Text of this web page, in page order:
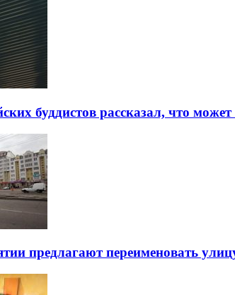
буддистов рассказал, что
предлагают переименовать